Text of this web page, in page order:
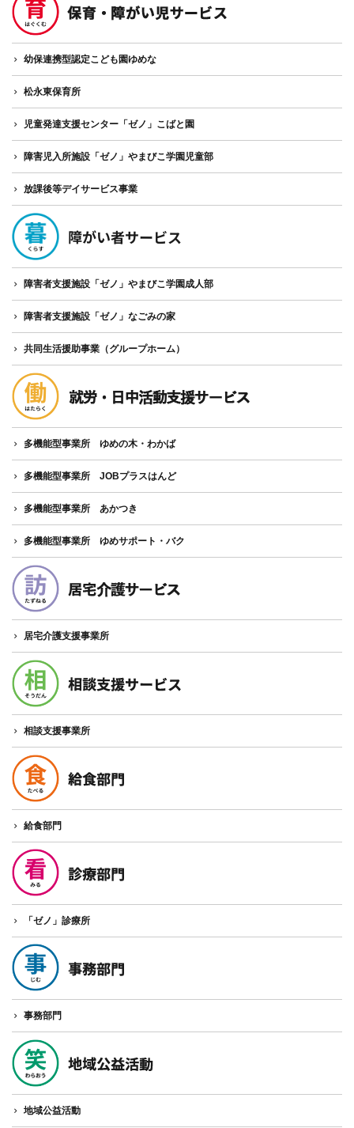
幼保連携型認定こども園ゆめな
松永東保育所
児童発達支援センター「ゼノ」こばと園
障害児入所施設「ゼノ」やまびこ学園児童部
放課後等デイサービス事業
障害者支援施設「ゼノ」やまびこ学園成人部
障害者支援施設「ゼノ」なごみの家
共同生活援助事業（グループホーム）
多機能型事業所 ゆめの木・わかば
多機能型事業所 JOBプラスはんど
多機能型事業所 あかつき
多機能型事業所 ゆめサポート・バク
居宅介護支援事業所
相談支援事業所
給食部門
「ゼノ」診療所
事務部門
地域公益活動